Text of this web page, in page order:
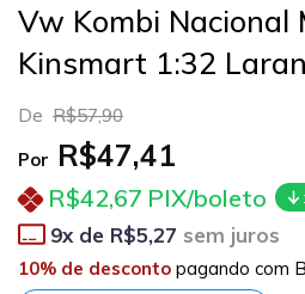
Vw Kombi Nacional
Kinsmart 1:32
De R$57,90
Por R$47,41
R$42,67 PIX/boleto
9x de R$5,27 sem juros
10% de desconto pagando com